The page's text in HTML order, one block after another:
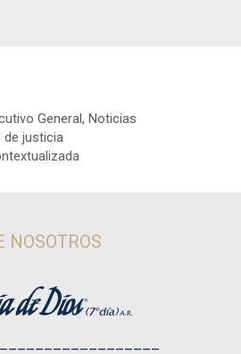
General, Noticias
de justicia
NOSOTROS